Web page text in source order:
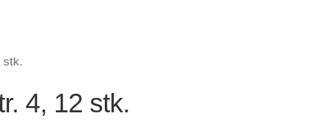
stk.
4, 12 stk.